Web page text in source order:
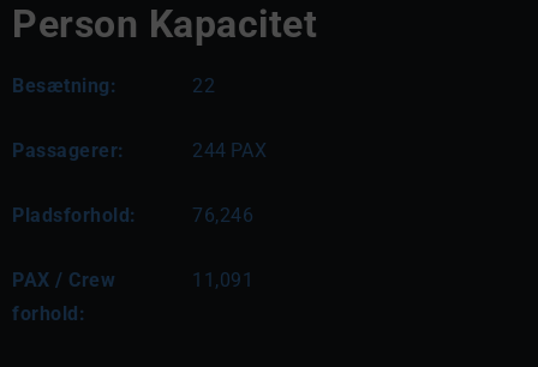
Person Kapacitet
Besætning: 22
Passagerer: 244 PAX
Pladsforhold: 76,246
PAX / Crew
forhold:
11,091